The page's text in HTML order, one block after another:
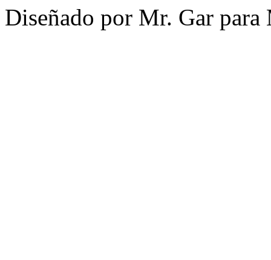
Diseñado por Mr. Gar